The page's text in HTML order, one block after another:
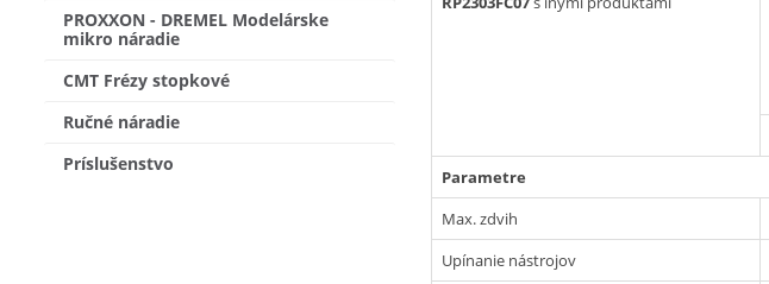
PROXXON - DREMEL Modelárske
mikro náradie
CMT Frézy stopkové
Ručné náradie
Príslušenstvo
Parametre
Max. zdvih
Upínanie nástrojov